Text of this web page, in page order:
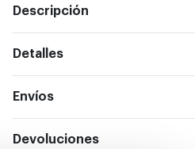
completa
Descripción
Detalles
Envíos
Devoluciones